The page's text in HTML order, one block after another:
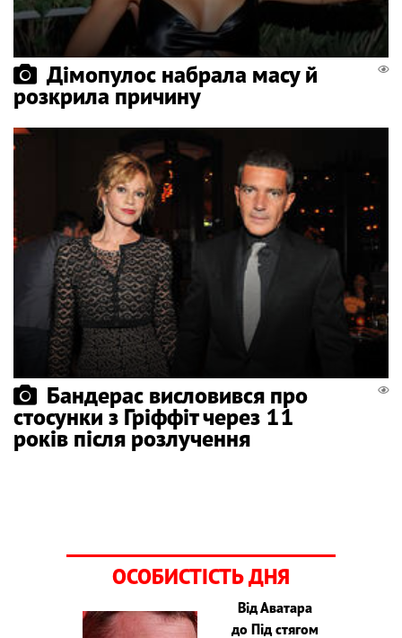
Дімопулос набрала масу й
розкрила причину
Бандерас висловився про
стосунки з Гріффіт через 11
років після розлучення
ОСОБИСТІСТЬ ДНЯ
Від Аватара
до Під стягом